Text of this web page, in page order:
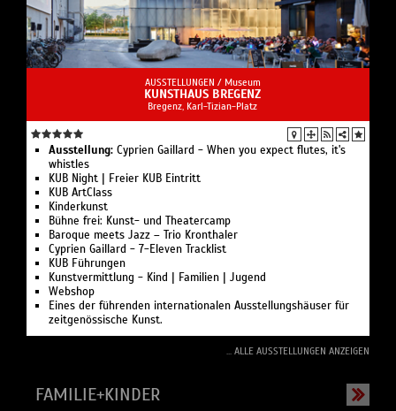
AUSSTELLUNGEN / Museum
KUNSTHAUS BREGENZ
Bregenz, Karl-Tizian-Platz
Ausstellung: Cyprien Gaillard - When you expect flutes, it's
whistles
KUB Night | Freier KUB Eintritt
KUB ArtClass
Kinderkunst
Bühne frei: Kunst- und Theatercamp
Baroque meets Jazz – Trio Kronthaler
Cyprien Gaillard - 7-Eleven Tracklist
KUB Führungen
Kunstvermittlung - Kind | Familien | Jugend
Webshop
Eines der führenden internationalen Ausstellungshäuser für
zeitgenössische Kunst.
... ALLE AUSSTELLUNGEN ANZEIGEN
FAMILIE+KINDER